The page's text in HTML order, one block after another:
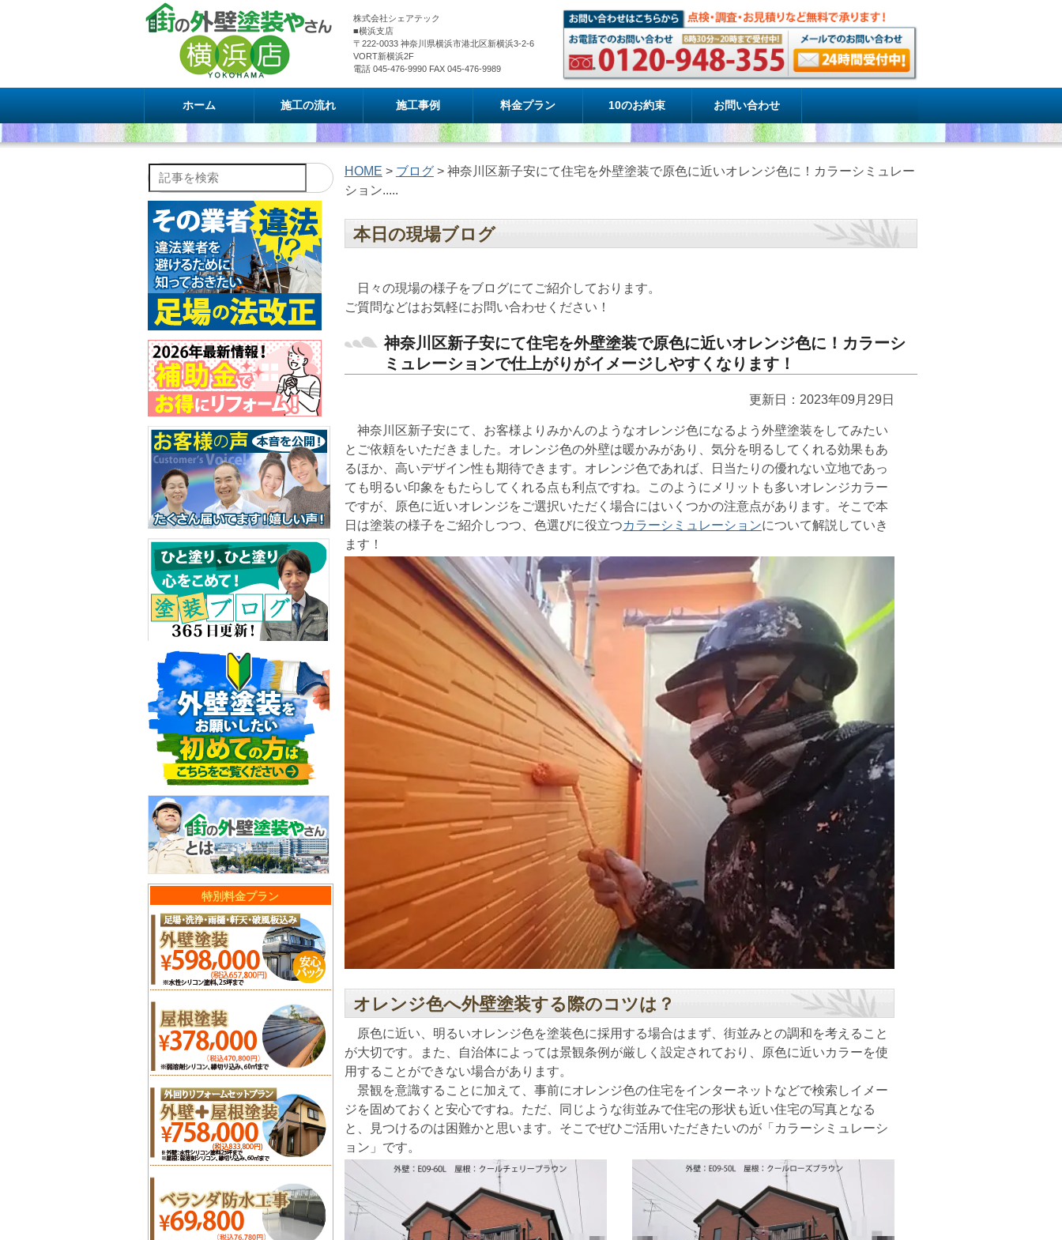
株式会社シェアテック
■横浜支店
〒222-0033 神奈川県横浜市港北区新横浜3-2-6
VORT新横浜2F
電話 045-476-9990 FAX 045-476-9989
ホーム 施工の流れ 施工事例 料金プラン 10のお約束 お問い合わせ
記事を検索
特別料金プラン
HOME > ブログ> 神奈川区新子安にて住宅を外壁塗装で原色に近いオレンジ色に！カラーシミュレー
ション.....
本日の現場ブログ
日々の現場の様子をブログにてご紹介しております。
ご質問などはお気軽にお問い合わせください！
神奈川区新子安にて住宅を外壁塗装で原色に近いオレンジ色に！カラーシ
ミュレーションで仕上がりがイメージしやすくなります！
更新日：2023年09月29日
神奈川区新子安にて、お客様よりみかんのようなオレンジ色になるよう外壁塗装をしてみたい
とご依頼をいただきました。オレンジ色の外壁は暖かみがあり、気分を明るしてくれる効果もあ
るほか、高いデザイン性も期待できます。オレンジ色であれば、日当たりの優れない立地であっ
ても明るい印象をもたらしてくれる点も利点ですね。このようにメリットも多いオレンジカラー
ですが、原色に近いオレンジをご選択いただく場合にはいくつかの注意点があります。そこで本
日は塗装の様子をご紹介しつつ、色選びに役立つカラーシミュレーションについて解説していき
ます！
オレンジ色へ外壁塗装する際のコツは？
原色に近い、明るいオレンジ色を塗装色に採用する場合はまず、街並みとの調和を考えること
が大切です。また、自治体によっては景観条例が厳しく設定されており、原色に近いカラーを使
用することができない場合があります。
景観を意識することに加えて、事前にオレンジ色の住宅をインターネットなどで検索しイメー
ジを固めておくと安心ですね。ただ、同じような街並みで住宅の形状も近い住宅の写真となる
と、見つけるのは困難かと思います。そこでぜひご活用いただきたいのが「カラーシミュレーシ
ョン」です。